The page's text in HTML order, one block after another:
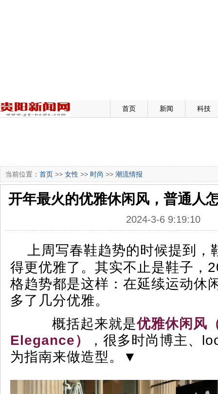
首页 新闻 科技
当前位置： 首页 >> 女性 >> 时尚 >> 潮流情报
开年最火的优雅休闲风，普通人
2024-3-6 9:19:10
上周写春鞋趋势的时候提到
得更优雅了。其实不止是鞋子，
格趋势都是这样：在延续运动休
多了几分优雅。
概括起来就是优雅休闲风
Elegance）
，很多时尚博主、
为指南来做造型。
▼